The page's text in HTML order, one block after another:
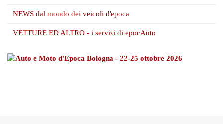
NEWS dal mondo dei veicoli d'epoca
VETTURE ED ALTRO - i servizi di epocAuto